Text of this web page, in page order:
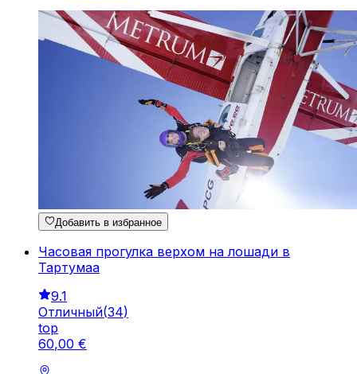
Добавить в избранное
Часовая прогулка верхом на лошади в
Тартумаа
9.1
Отличный(34)
top
60,00 €